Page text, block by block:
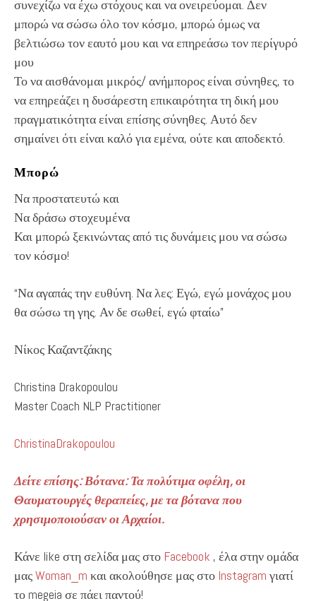
συνεχίζω να έχω στόχους και να ονειρεύομαι. Δεν
μπορώ να σώσω όλο τον κόσμο, μπορώ όμως να
βελτιώσω τον εαυτό μου και να επηρεάσω τον περίγυρό
μου
Το να αισθάνομαι μικρός/ ανήμπορος είναι σύνηθες, το
να επηρεάζει η δυσάρεστη επικαιρότητα τη δική μου
πραγματικότητα είναι επίσης σύνηθες. Αυτό δεν
σημαίνει ότι είναι καλό για εμένα, ούτε και αποδεκτό.
Μπορώ
Να προστατευτώ και
Να δράσω στοχευμένα
Και μπορώ ξεκινώντας από τις δυνάμεις μου να σώσω
τον κόσμο!
“Να αγαπάς την ευθύνη. Να λες: Εγώ, εγώ μονάχος μου
θα σώσω τη γης. Αν δε σωθεί, εγώ φταίω”
Νίκος Καζαντζάκης
Christina Drakopoulou
Master Coach NLP Practitioner
ChristinaDrakopoulou
Δείτε επίσης: Βότανα: Τα πολύτιμα οφέλη, οι
Θαυματουργές θεραπείες, με τα βότανα που
χρησιμοποιούσαν οι Αρχαίοι.
Κάνε like στη σελίδα μας στο Facebook , έλα στην ομάδα
μαςWoman_m και ακολούθησε μας στο Instagram γιατί
το megeia σε πάει παντού!